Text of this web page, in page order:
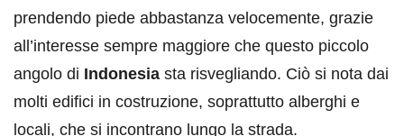
prendendo piede abbastanza velocemente, grazie
all’interesse sempre maggiore che questo piccolo
angolo di Indonesia sta risvegliando. Ciò si nota dai
molti edifici in costruzione, soprattutto alberghi e
locali, che si incontrano lungo la strada.